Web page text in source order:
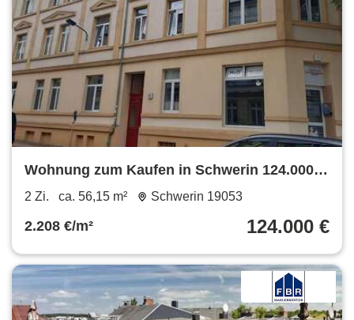
Wohnung zum Kaufen in Schwerin 124.000 €
56.15 m²
2 Zi. ca. 56,15 m² Schwerin 19053
2.208 €/m² 124.000 €